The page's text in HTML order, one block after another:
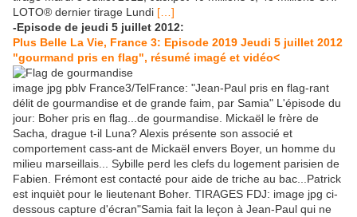
LOTO® dernier tirage Lundi […]
-Episode de jeudi 5 juillet 2012:
Plus Belle La Vie, France 3: Episode 2019 Jeudi 5 juillet 2012
"gourmand pris en flag", résumé imagé et vidéo<
image jpg pblv France3/TelFrance: "Jean-Paul pris en flag-rant
délit de gourmandise et de grande faim, par Samia" L'épisode du
jour: Boher pris en flag...de gourmandise. Mickaël le frère de
Sacha, drague t-il Luna? Alexis présente son associé et
comportement cass-ant de Mickaël envers Boyer, un homme du
milieu marseillais... Sybille perd les clefs du logement parisien de
Fabien. Frémont est contacté pour aide de triche au bac...Patrick
est inquièt pour le lieutenant Boher. TIRAGES FDJ: image jpg ci-
dessous capture d'écran"Samia fait la leçon à Jean-Paul qui ne